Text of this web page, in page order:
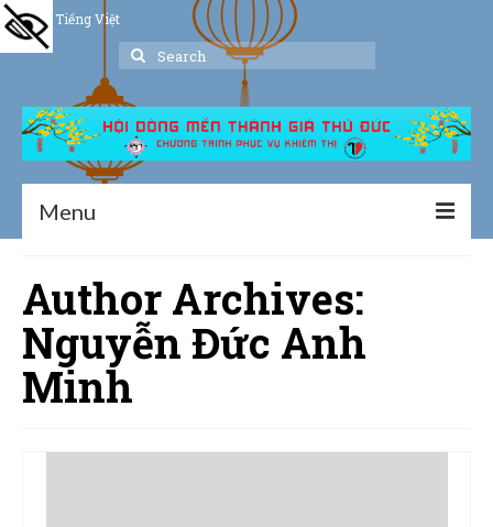
Tiếng Việt
Search
Menu
Giới thiệu
Hoạt động
Thư viện
Dịch vụ hỗ trợ
Author Archives:
Nguyễn Đức Anh
Minh